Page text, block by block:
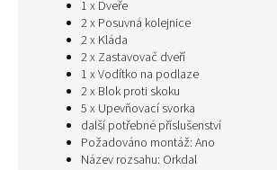
1 x Dveře
2 x Posuvná kolejnice
2 x Kláda
2 x Zastavovač dveří
1 x Vodítko na podlaze
2 x Blok proti skoku
5 x Upevňovací svorka
další potřebné příslušenství
Požadováno montáž: Ano
Název rozsahu: Orkdal